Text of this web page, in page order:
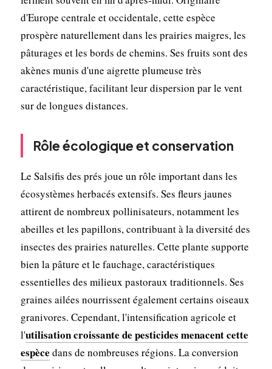
d'Europe centrale et occidentale, cette espèce
prospère naturellement dans les prairies maigres, les
pâturages et les bords de chemins. Ses fruits sont des
akènes munis d'une aigrette plumeuse très
caractéristique, facilitant leur dispersion par le vent
sur de longues distances.
Rôle écologique et conservation
Le Salsifis des prés joue un rôle important dans les
écosystèmes herbacés extensifs. Ses fleurs jaunes
attirent de nombreux pollinisateurs, notamment les
abeilles et les papillons, contribuant à la diversité des
insectes des prairies naturelles. Cette plante supporte
bien la pâture et le fauchage, caractéristiques
essentielles des milieux pastoraux traditionnels. Ses
graines ailées nourrissent également certains oiseaux
granivores. Cependant, l'intensification agricole et
l'utilisation croissante de pesticides menacent cette
espèce dans de nombreuses régions. La conversion